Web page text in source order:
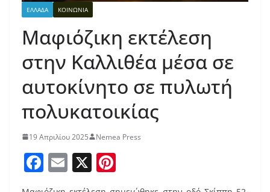
ΕΛΛΑΔΑ ΚΟΙΝΩΝΙΑ
Μαφιόζικη εκτέλεση
στην Καλλιθέα μέσα σε
αυτοκίνητο σε πυλωτή
πολυκατοικίας
19 Απριλίου 2025 Nemea Press
F
a
E
m
X